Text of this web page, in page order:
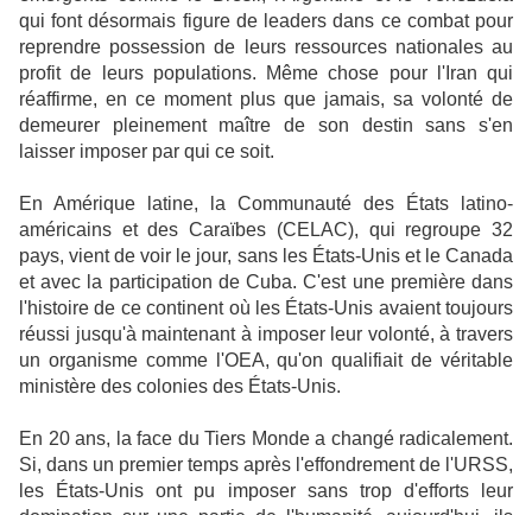
qui font désormais figure de leaders dans ce combat pour
reprendre possession de leurs ressources nationales au
profit de leurs populations. Même chose pour l'Iran qui
réaffirme, en ce moment plus que jamais, sa volonté de
demeurer pleinement maître de son destin sans s'en
laisser imposer par qui ce soit.
En Amérique latine, la Communauté des États latino-
américains et des Caraïbes (CELAC), qui regroupe 32
pays, vient de voir le jour, sans les États-Unis et le Canada
et avec la participation de Cuba. C'est une première dans
l'histoire de ce continent où les États-Unis avaient toujours
réussi jusqu'à maintenant à imposer leur volonté, à travers
un organisme comme l'OEA, qu'on qualifiait de véritable
ministère des colonies des États-Unis.
En 20 ans, la face du Tiers Monde a changé radicalement.
Si, dans un premier temps après l'effondrement de l'URSS,
les États-Unis ont pu imposer sans trop d'efforts leur